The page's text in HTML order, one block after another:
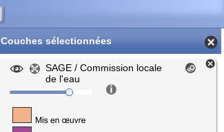
Couches sélectionnées
SAGE / Commission locale
de l'eau